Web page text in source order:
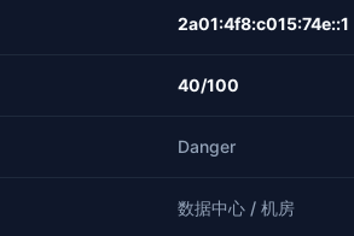
2a01:4f8:c015:74e::1
40/100
Danger
数据中心 / 机房